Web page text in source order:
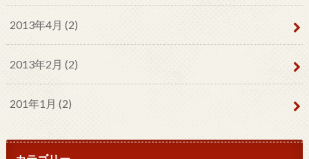
2013年4月 (2)
2013年2月 (2)
201年1月 (2)